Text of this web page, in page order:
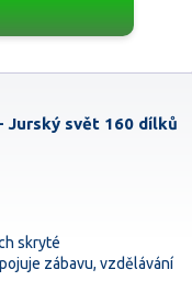
Jurský svět 160 dílků
skryté
zábavu, vzdělávání